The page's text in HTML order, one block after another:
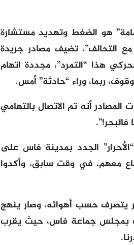
هو الضغط وتهديد مستشارة
التحالف”، تضيف مصادر جريدة
هذا “التمرد”، مجددة اتهام
ربما، وراء “حادثة” أمس.
أنه تم الاتصال بالتهامي
الجدد بمدينة فاس على
معهم، في وقت سابق، وأكدوا
يتصرف حسب أهوائه، وصار ينهج
بمجلس جماعة فاس، حيث يقرب